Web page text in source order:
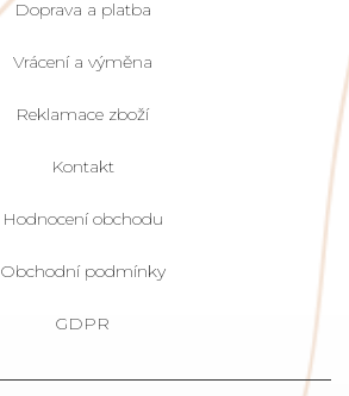
Doprava a platba
Vrácení a výměna
Reklamace zboží
Kontakt
Hodnocení obchodu
Obchodní podmínky
GDPR